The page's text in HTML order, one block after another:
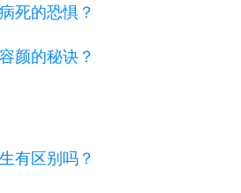
死的恐惧？
颜的秘诀？
有区别吗？